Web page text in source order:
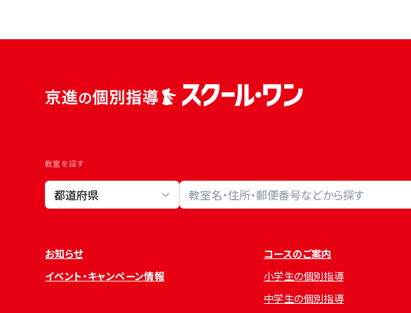
教室を探す
教室検索
お知らせ
イベント・キャンペーン情報
コースのご案内
小学生の個別指導
中学生の個別指導